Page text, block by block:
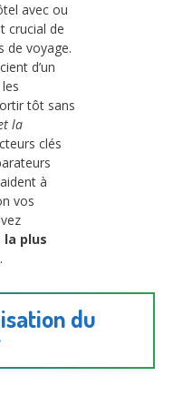
avec ou
crucial de
de voyage.
d’un
tôt sans
la
clés
à
vos
plus
du